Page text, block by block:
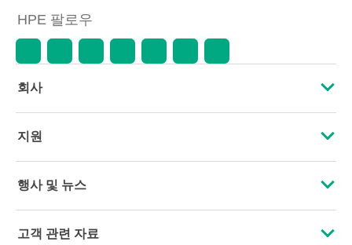
수명 종료, 광고 오류 등을 포함하되
이에 국한되지 않는 사유로 언제든
지 가격을 조정할 권리를 보유합니
HPE 팔로우
회사
HPE 소개
기업의 책임
지원
운영 지원 서비스
행사 및 뉴스
행사
고객 관련 자료